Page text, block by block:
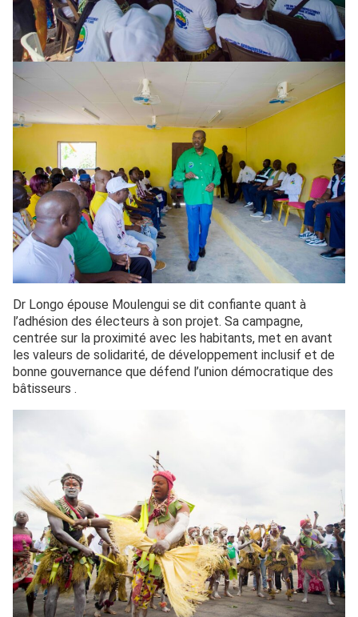
Dr Longo épouse Moulengui se dit confiante quant à
l’adhésion des électeurs à son projet. Sa campagne,
centrée sur la proximité avec les habitants, met en avant
les valeurs de solidarité, de développement inclusif et de
bonne gouvernance que défend l’union démocratique des
bâtisseurs .